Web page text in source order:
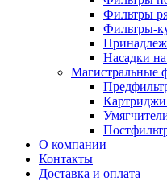
Фильтры
Фильтры-
Насадки
Магистральные
Картриджи
О компании
Контакты
Доставка и оплата